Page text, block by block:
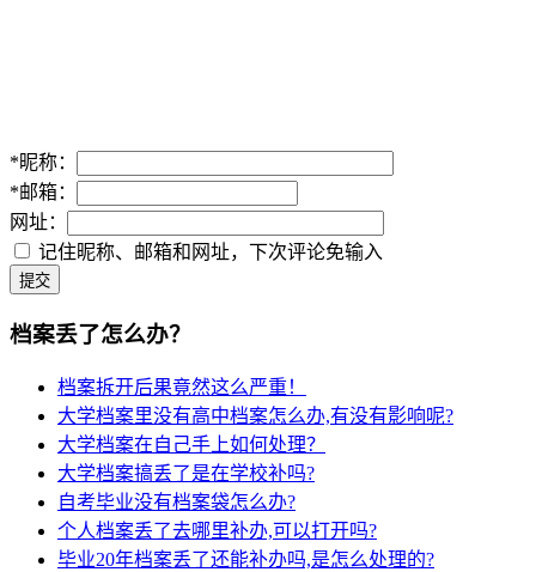
*昵称：
*邮箱：
网址：
记住昵称、邮箱和网址，下次评论免输入
提交
档案丢了怎么办？
档案拆开后果竟然这么严重！
大学档案里没有高中档案怎么办,有没有影响呢?
大学档案在自己手上如何处理？
大学档案搞丢了是在学校补吗?
自考毕业没有档案袋怎么办?
个人档案丢了去哪里补办,可以打开吗?
毕业20年档案丢了还能补办吗,是怎么处理的?